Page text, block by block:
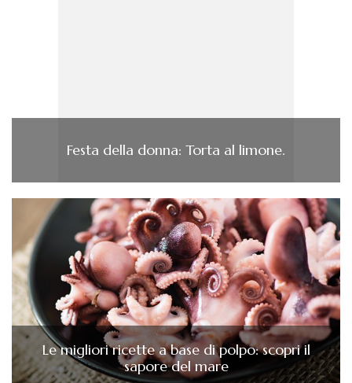
Festa della donna: Torta al limone.
Le migliori ricette a base di polpo: scopri il
sapore del mare